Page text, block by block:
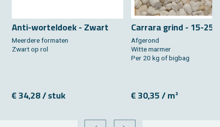
Anti-wor­tel­doek - Zwart
Meer­de­re for­ma­ten
Zwart op rol
€ 34,28 / stuk
Car­ra­ra grind - 15-25
Af­ge­rond
Witte mar­mer
Per 20 kg of big­bag
€ 30,35 / m²